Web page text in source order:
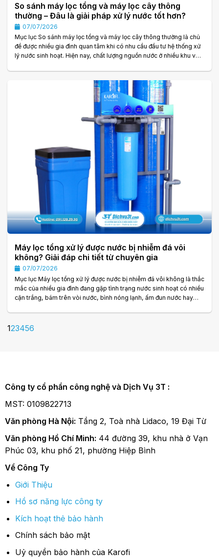
So sánh máy lọc tổng và máy lọc cây thông
thường – Đâu là giải pháp xử lý nước tốt hơn?
07/07/2026
Mục lục So sánh máy lọc tổng và máy lọc cây thông thường là chủ
đề được nhiều gia đình quan tâm khi có nhu cầu đầu tư hệ thống xử
lý nước sinh hoạt. Hiện nay, chất lượng nguồn nước ở nhiều khu vực
chọn một hệ thống lọc nước phù hợp không chỉ giúp nâng cao chất
lượng cuộc sống mà còn bảo vệ sức khỏe và các thiết bị trong gia.
Máy lọc tổng xử lý được nước bị nhiễm đá vôi
không? Giải đáp chi tiết từ chuyên gia
07/07/2026
Mục lục Máy lọc tổng xử lý được nước bị nhiễm đá vôi không là thắc
mắc của nhiều gia đình đang gặp tình trạng nước sinh hoạt có nhiều
cặn trắng, bám trên vòi nước, bình nóng lạnh, ấm đun nước hay
cao, còn được gọi là nước nhiễm đá vôi. Nếu không được xử lý
123456
Công ty cổ phần công nghệ và Dịch Vụ 3T :
MST: 0109822713
Văn phòng Hà Nội: Tầng 2, Toà nhà Lidaco, 19 Đại Từ
Văn phòng Hồ Chí Minh: 44 đường 39, khu nhà ở Vạn
Phúc 03, khu phố 21, phường Hiệp Bình
Về Công Ty
Giới Thiệu
Hồ sơ năng lực công ty
Kích hoạt thẻ bảo hành
Chính sách bảo mật
Uỷ quyền bảo hành của Karofi